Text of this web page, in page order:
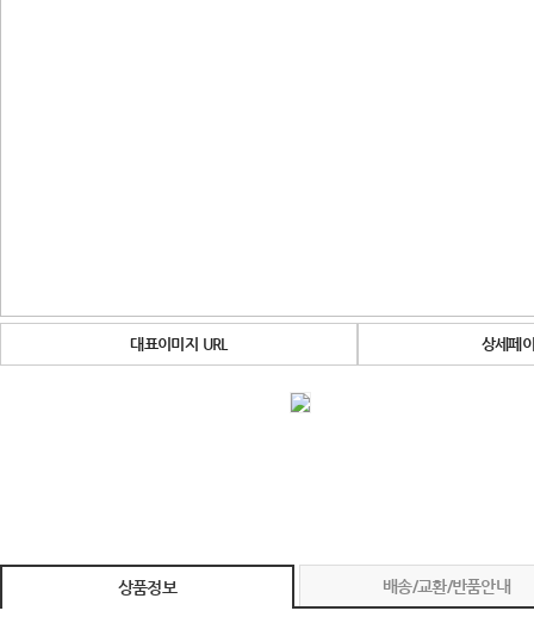
대표이미지 URL 상세페
상품정보 배송/교환/반품안내